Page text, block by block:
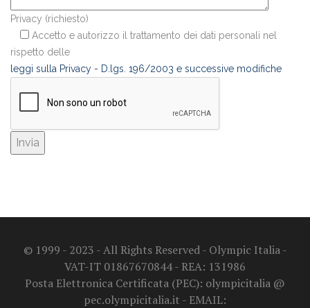
Privacy (richiesto)
Accetto e autorizzo il trattamento dei dati personali nel
rispetto delle
leggi sulla Privacy - D.lgs. 196/2003 e successive modifiche
© 1999 - 2023 - All Rights Reserved - Olympic Italia -
VAT-IT 01867670844 - REA: 131986
Posta Elettronica Certificata (PEC): olympicitalia @
pec.olympicitalia.it - EMAIL: